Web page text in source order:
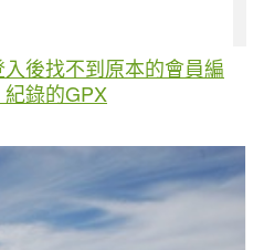
入後找不到原本的會員編
錄的GPX